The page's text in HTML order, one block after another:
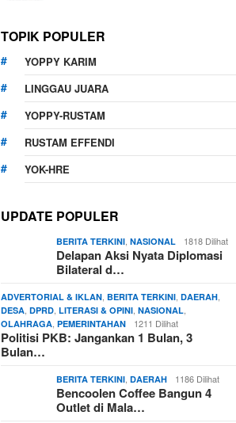
TOPIK POPULER
YOPPY KARIM
LINGGAU JUARA
YOPPY-RUSTAM
RUSTAM EFFENDI
YOK-HRE
UPDATE POPULER
BERITA TERKINI,NASIONAL 1818 Dilihat
Delapan Aksi Nyata Diplomasi
Bilateral d…
ADVERTORIAL & IKLAN,BERITA TERKINI,DAERAH,
DESA,DPRD,LITERASI & OPINI,NASIONAL,
OLAHRAGA,PEMERINTAHAN 1211 Dilihat
Politisi PKB: Jangankan 1 Bulan, 3
Bulan…
BERITA TERKINI,DAERAH 1186 Dilihat
Bencoolen Coffee Bangun 4
Outlet di Mala…